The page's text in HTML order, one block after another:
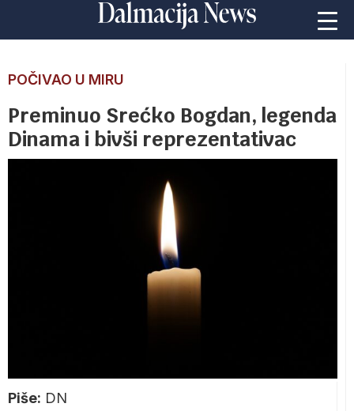
POČIVAO U MIRU
Preminuo Srećko Bogdan, legenda
Dinama i bivši reprezentativac
Piše: DN